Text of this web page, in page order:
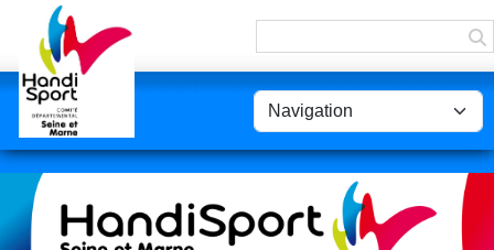
Panneau de gestion des cookies